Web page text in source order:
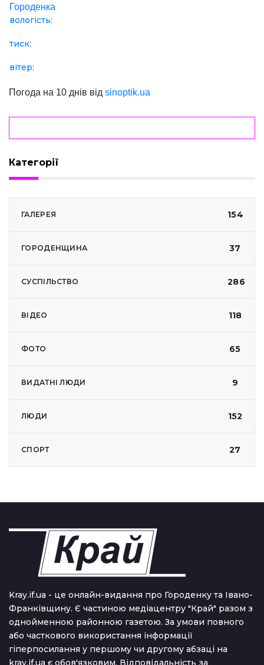
Городенка
вологість:
тиск:
вітер:
Погода на 10 днів від sinoptik.ua
Категорії
ГАЛЕРЕЯ 154
ГОРОДЕНЩИНА 37
СУСПІЛЬСТВО 286
ВІДЕО 118
ФОТО 65
ВИДАТНІ ЛЮДИ 9
ЛЮДИ 152
СПОРТ 27
Kray.if.ua - це онлайн-видання про Городенку та Івано-
Франківщину. Є частиною медіацентру "Край" разом з
однойменною районною газетою. За умови повного
або часткового використання iнформацiї
гіперпосилання у першому чи другому абзаці на
kray.if.ua є обов'язковим. Відповідальність за